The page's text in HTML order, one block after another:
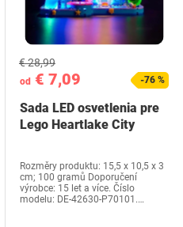
od € 7,09
€ 28,99
-76 %
Sada LED osvetlenia pre
Lego Heartlake City
Rozměry produktu: 15,5 x 10,5 x 3
cm; 100 gramů Doporučení
výrobce: 15 let a více. Číslo
modelu: DE-42630-P70101.…